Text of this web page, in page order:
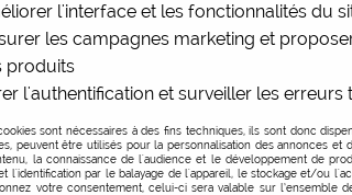
COIFFANTS HOMME
l'interface et les fonctionnalités du
les campagnes marketing et
produits
l'authentification et surveiller les erreurs
sont nécessaires à des fins techniques, ils sont donc
peuvent être utilisés pour la personnalisation des annonces et
la connaissance de l'audience et le développement de
l'identification par le balayage de l'appareil, le stockage et/ou
votre consentement, celui-ci sera valable sur l’ensemble